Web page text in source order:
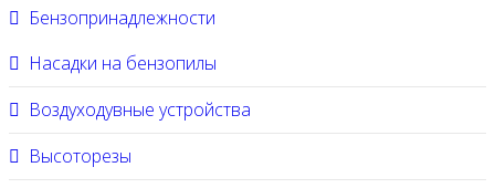
Бензопринадлежности
Насадки на бензопилы
Воздуходувные устройства
Высоторезы